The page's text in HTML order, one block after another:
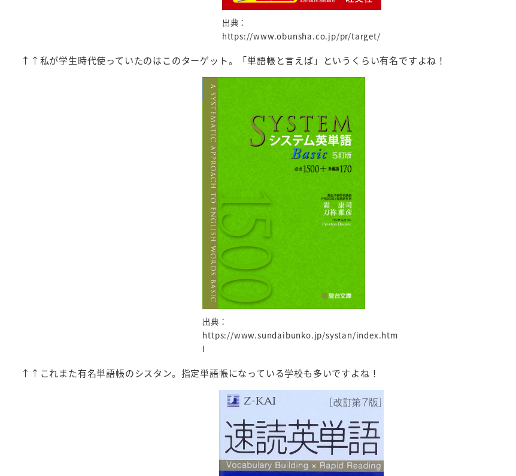
出典：
https://www.obunsha.co.jp/pr/target/
↑↑私が学生時代使っていたのはこのターゲット。「単語帳と言えば」というくらい有名ですよね！
出典：
https://www.sundaibunko.jp/systan/index.htm
l
↑↑これまた有名単語帳のシスタン。指定単語帳になっている学校も多いですよね！